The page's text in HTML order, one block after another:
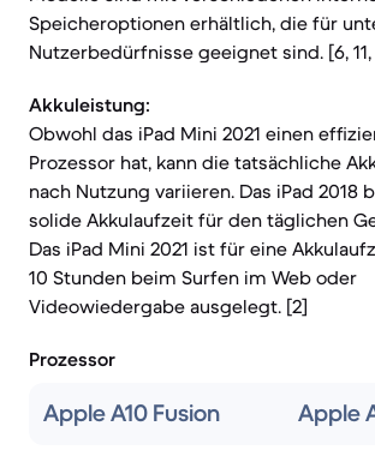
Speicheroptionen erhältlich, die für
Nutzerbedürfnisse geeignet sind. [6, 11,
Akkuleistung:
Obwohl das iPad Mini 2021 einen
Prozessor hat, kann die tatsächliche
nach Nutzung variieren. Das iPad 2018
solide Akkulaufzeit für den täglichen
Das iPad Mini 2021 ist für eine
10 Stunden beim Surfen im Web oder
Videowiedergabe ausgelegt. [2]
Prozessor
Apple A10 Fusion Apple